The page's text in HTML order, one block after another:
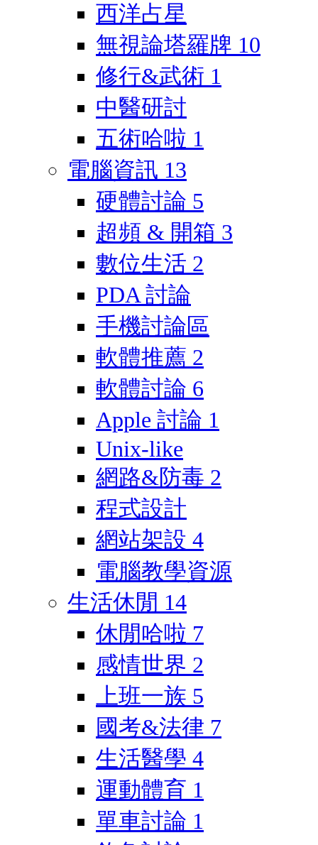
西洋占星
無視論塔羅牌 10
修行&武術 1
中醫研討
五術哈啦 1
電腦資訊 13
硬體討論 5
超頻 & 開箱 3
數位生活 2
PDA 討論
手機討論區
軟體推薦 2
軟體討論 6
Apple 討論 1
Unix-like
網路&防毒 2
程式設計
網站架設 4
電腦教學資源
生活休閒 14
休閒哈啦 7
感情世界 2
上班一族 5
國考&法律 7
生活醫學 4
運動體育 1
單車討論 1